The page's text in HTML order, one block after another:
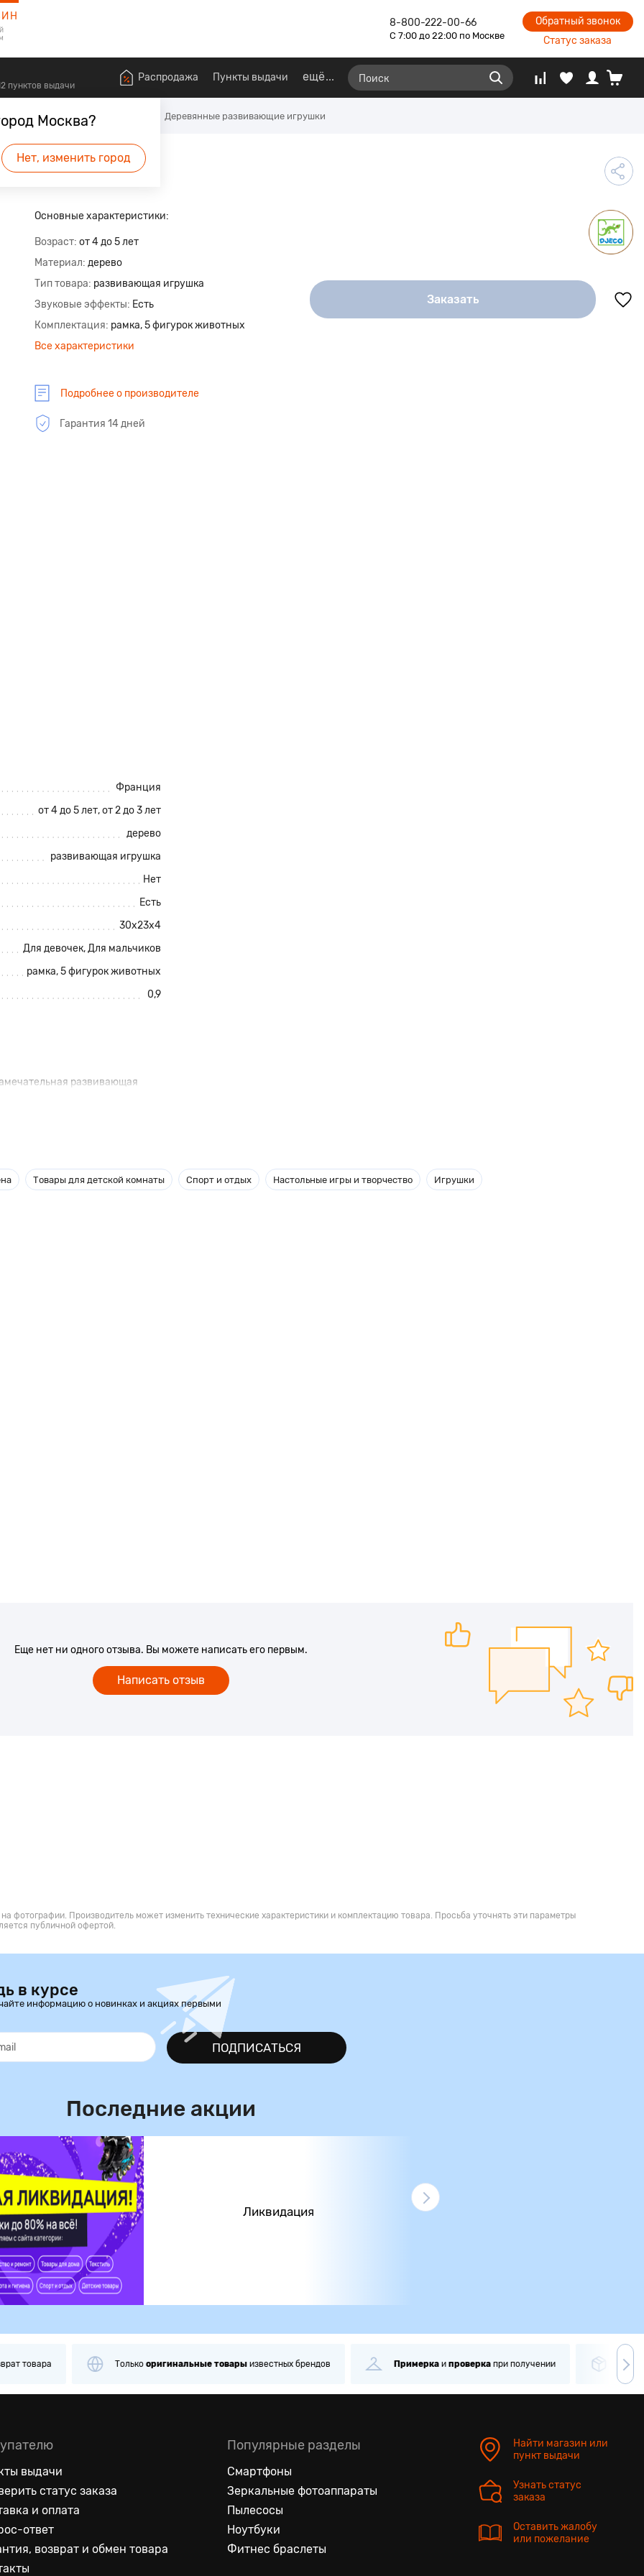
8-800-222-00-66
С 7:00 до 22:00 по Москве
Обратный звонок
Статус заказа
Москва?
Нет, изменить город
пунктов выдачи
Распродажа Пункты выдачи ещё
Развивающие игрушки Деревянные развивающие игрушки
первым.
Основные характеристики:
Возраст от 4 до 5 лет
Материал дерево
Тип товара развивающая игрушка
Звуковые эффекты Есть
Комплектация рамка, 5 фигурок животных
Все характеристики
Подробнее о производителе
Гарантия 14 дней
Заказать
Франция
от 4 до 5 лет, от 2 до 3 лет
дерево
развивающая игрушка
Нет
Есть
30х23х4
Для девочек, Для мальчиков
рамка, 5 фигурок животных
0,9
развивающая
животных по внешнему виду
на доске, сопоставляя
Товары для детской комнаты Спорт и отдых Настольные игры и творчество Игрушки
Еще нет ни одного отзыва. Вы можете написать его первым.
Написать отзыв
фотографии. Производитель может изменить технические характеристики и комплектацию товара. Просьба уточнять эти параметры
публичной офертой.
в курсе
информацию о новинках и акциях первыми
ПОДПИСАТЬСЯ
Последние акции
Ликвидация
товары известных брендов Примеркаипроверка при получении Самовывозчерез1 минуту Более
выдачи
статус заказа
и оплата
ответ
возврат и обмен товара
Популярные разделы
Смартфоны
Зеркальные фотоаппараты
Пылесосы
Ноутбуки
Фитнес браслеты
Найти магазин или
пункт выдачи
Узнать статус
заказа
Оставить жалобу
или пожелание